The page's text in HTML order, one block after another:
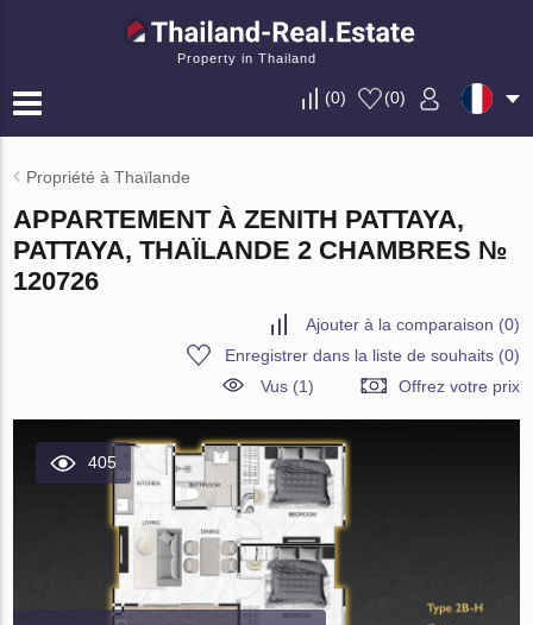
Property in Thailand
(0) (0)
Propriété à Thaïlande
APPARTEMENT À ZENITH PATTAYA,
PATTAYA, THAÏLANDE 2 CHAMBRES №
120726
Ajouter à la comparaison (0)
Enregistrer dans la liste de souhaits(0)
Vus (1)
Offrez votre prix
405